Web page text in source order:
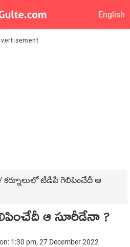
English
కర్నూలులో టీడీపీ గెలిపించేదీ ఆ
ఆ సూరీడేనా ?
1:30 pm, 27 December 2022